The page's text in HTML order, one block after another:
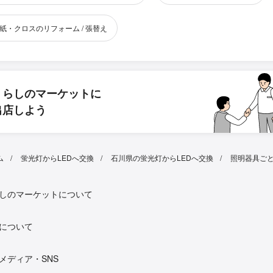
・クロスのリフォーム / 張替え
しのマーケットに
しよう
蛍光灯からLEDへ交換 石川県の蛍光灯からLEDへ交換 照明器具ご
のマーケットについて
ついて
ディア・SNS